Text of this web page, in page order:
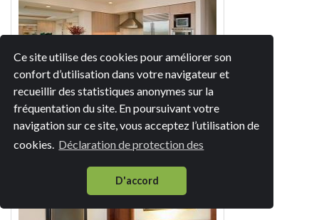
Ce site utilise des cookies pour améliorer son
confort d’utilisation dans votre navigateur et
recueillir des statistiques anonymes sur la
fréquentation du site. En poursuivant votre
navigation sur ce site, vous acceptez l’utilisation de
cookies. Déclaration de protection des
D'accord
Plafond tendu dans la cuisine